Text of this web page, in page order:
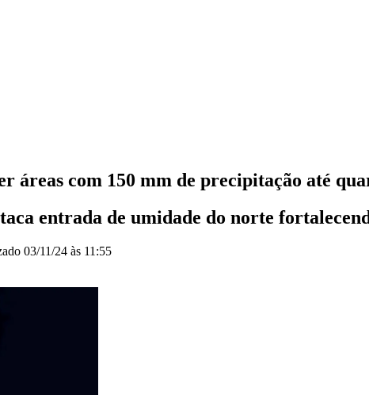
áreas com 150 mm de precipitação até
entrada de umidade do norte
03/11/24 às 11:55